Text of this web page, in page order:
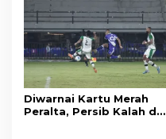
Awards 2026
Diwarnai Kartu Merah
Peralta, Persib Kalah dari